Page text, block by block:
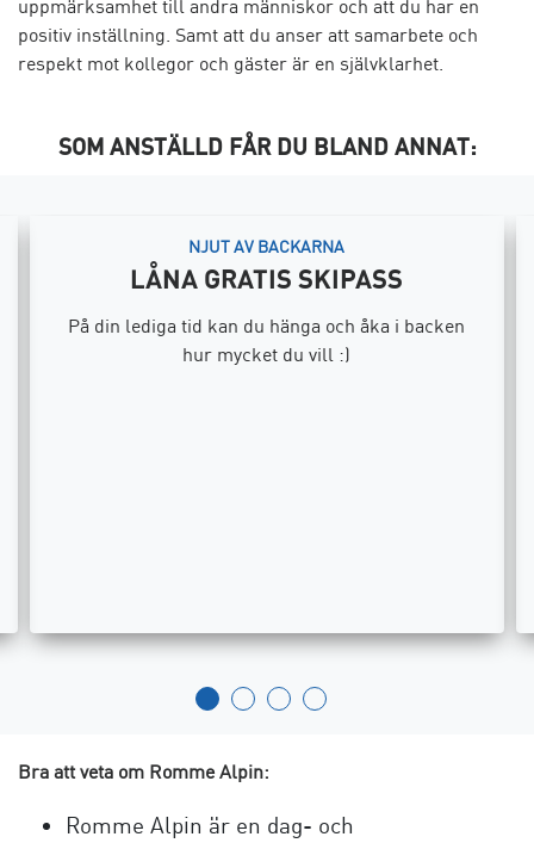
uppmärksamhet till andra människor och att du har en
positiv inställning. Samt att du anser att samarbete och
respekt mot kollegor och gäster är en självklarhet.
SOM ANSTÄLLD FÅR DU BLAND ANNAT:
NJUT AV BACKARNA
LÅNA GRATIS SKIPASS
På din lediga tid kan du hänga och åka i backen
hur mycket du vill :)
Bra att veta om Romme Alpin:
Romme Alpin är en dag- och